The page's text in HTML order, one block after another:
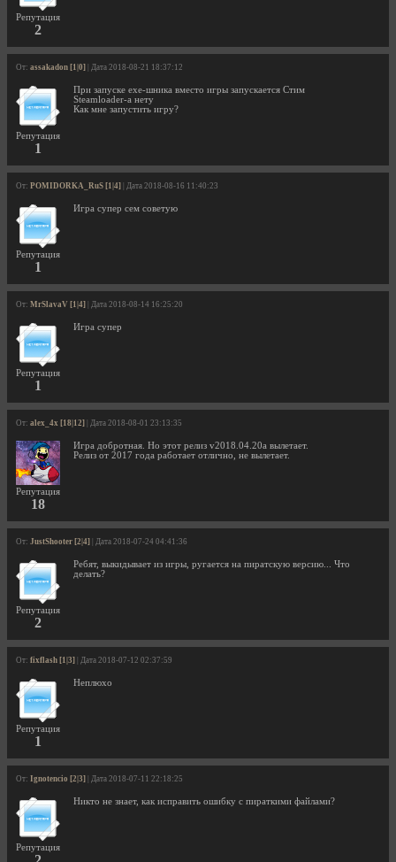
Репутация
2
От: assakadon [1|0] | Дата 2018-08-21 18:37:12
Репутация
1
При запуске exe-шника вместо игры запускается Стим
Steamloader-a нету
Как мне запустить игру?
От: POMIDORKA_RuS [1|4] | Дата 2018-08-16 11:40:23
Репутация
1
Игра супер сем советую
От: MrSlavaV [1|4] | Дата 2018-08-14 16:25:20
Репутация
1
Игра супер
От: alex_4x [18|12] | Дата 2018-08-01 23:13:35
Репутация
18
Игра добротная. Но этот релиз v2018.04.20a вылетает.
Релиз от 2017 года работает отлично, не вылетает.
От: JustShooter [2|4] | Дата 2018-07-24 04:41:36
Репутация
2
Ребят, выкидывает из игры, ругается на пиратскую версию... Что
делать?
От: fixflash [1|3] | Дата 2018-07-12 02:37:59
Репутация
1
Неплюхо
От: Ignotencio [2|3] | Дата 2018-07-11 22:18:25
Репутация
Никто не знает, как исправить ошибку с пираткими файлами?